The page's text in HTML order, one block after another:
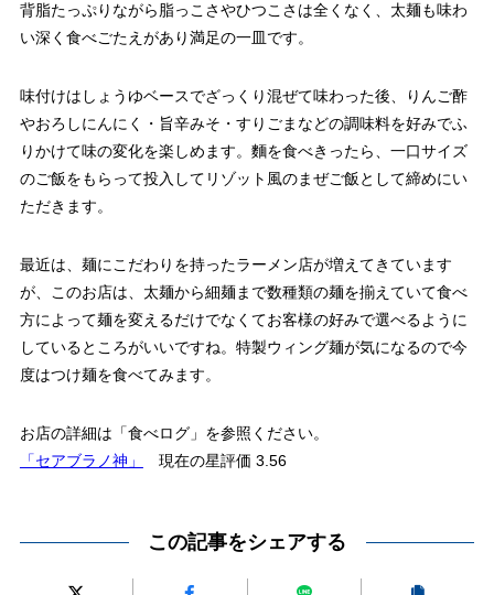
背脂たっぷりながら脂っこさやひつこさは全くなく、太麺も味わ
い深く食べごたえがあり満足の一皿です。
味付けはしょうゆベースでざっくり混ぜて味わった後、りんご酢
やおろしにんにく・旨辛みそ・すりごまなどの調味料を好みでふ
りかけて味の変化を楽しめます。麵を食べきったら、一口サイズ
のご飯をもらって投入してリゾット風のまぜご飯として締めにい
ただきます。
最近は、麺にこだわりを持ったラーメン店が増えてきています
が、このお店は、太麺から細麺まで数種類の麺を揃えていて食べ
方によって麺を変えるだけでなくてお客様の好みで選べるように
しているところがいいですね。特製ウィング麺が気になるので今
度はつけ麺を食べてみます。
お店の詳細は「食べログ」を参照ください。
「セアブラノ神」
現在の星評価 3.56
この記事をシェアする